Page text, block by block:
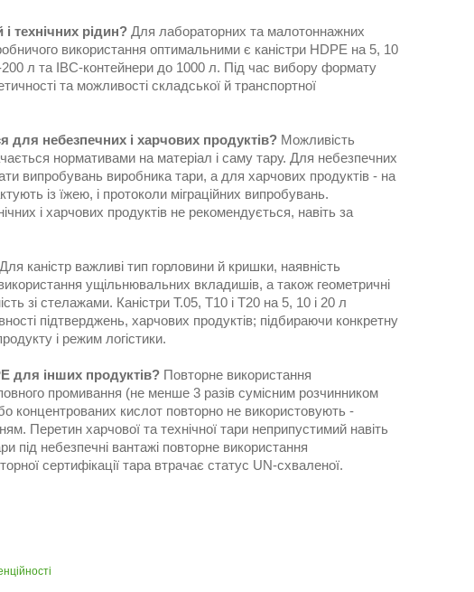
технічних рідин? Для лабораторних та малотоннажних
використання оптимальними є каністри HDPE на 5, 10
л та IBC-контейнери до 1000 л. Під час вибору формату
та можливості складської й транспортної
небезпечних і харчових продуктів? Можливість
нормативами на матеріал і саму тару. Для небезпечних
випробувань виробника тари, а для харчових продуктів - на
із їжею, і протоколи міграційних випробувань.
і харчових продуктів не рекомендується, навіть за
Для каністр важливі тип горловини й кришки, наявність
ущільнювальних вкладишів, а також геометричні
зі стелажами. Каністри T.05, T10 і T20 на 5, 10 і 20 л
підтверджень, харчових продуктів; підбираючи конкретну
і режим логістики.
для інших продуктів? Повторне використання
промивання (не менше 3 разів сумісним розчинником
концентрованих кислот повторно не використовують -
Перетин харчової та технічної тари неприпустимий навіть
під небезпечні вантажі повторне використання
сертифікації тара втрачає статус UN-схваленої.